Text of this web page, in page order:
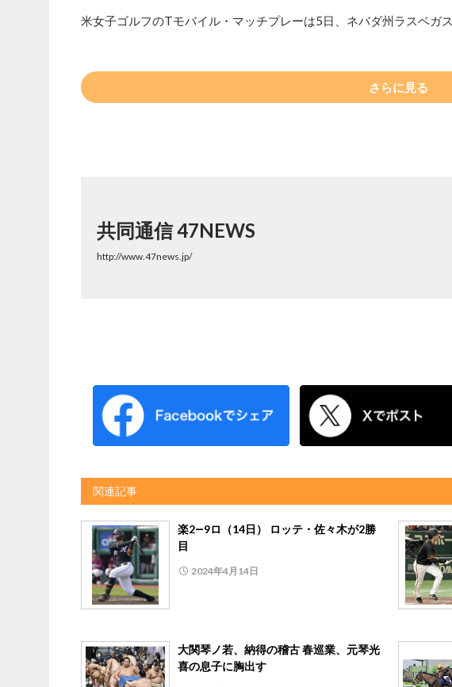
米女子ゴルフのTモバイル・マッチプレーは5日、ネバダ州ラスベ
さらに見る
共同通信 47NEWS
http://www.47news.jp/
関連記事
楽2―9ロ（14日） ロッテ・佐々木が2勝
目
2024年4月14日
大関琴ノ若、納得の稽古 春巡業、元琴光
喜の息子に胸出す